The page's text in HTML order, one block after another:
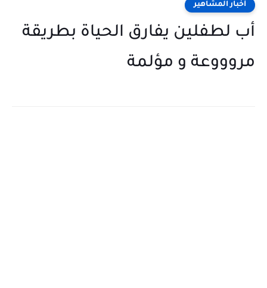
أخبار المشاهير
أب لطفلين يفارق الحياة بطريقة
مروووعة و مؤلمة